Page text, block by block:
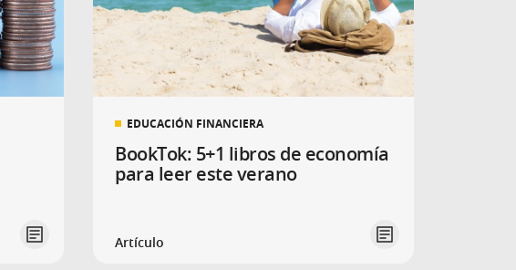
EDUCACIÓN FINANCIERA
BookTok: 5+1 libros de economía
para leer este verano
Artículo